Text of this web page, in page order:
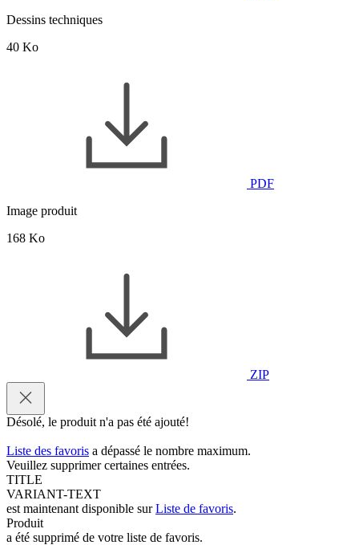
Dessins techniques
40 Ko
PDF
Image produit
168 Ko
ZIP
Désolé, le produit n'a pas été ajouté!
Liste des favoris a dépassé le nombre maximum.
Veuillez supprimer certaines entrées.
TITLE
VARIANT-TEXT
est maintenant disponible surListe de favoris.
Produit
a été supprimé de votre liste de favoris.